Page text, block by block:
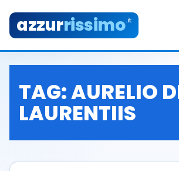
azzurrissimo.it
TAG:AURELIO
LAURENTIIS